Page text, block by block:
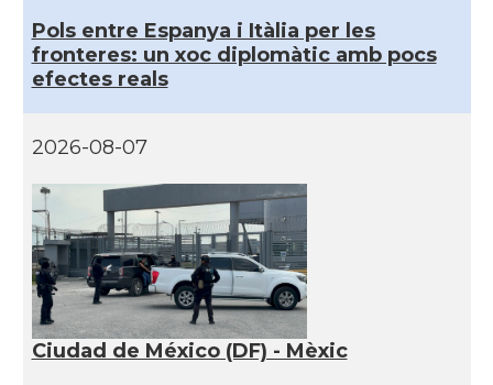
Pols entre Espanya i Itàlia per les
fronteres: un xoc diplomàtic amb pocs
efectes reals
2026-08-07
Ciudad de México (DF) - Mèxic